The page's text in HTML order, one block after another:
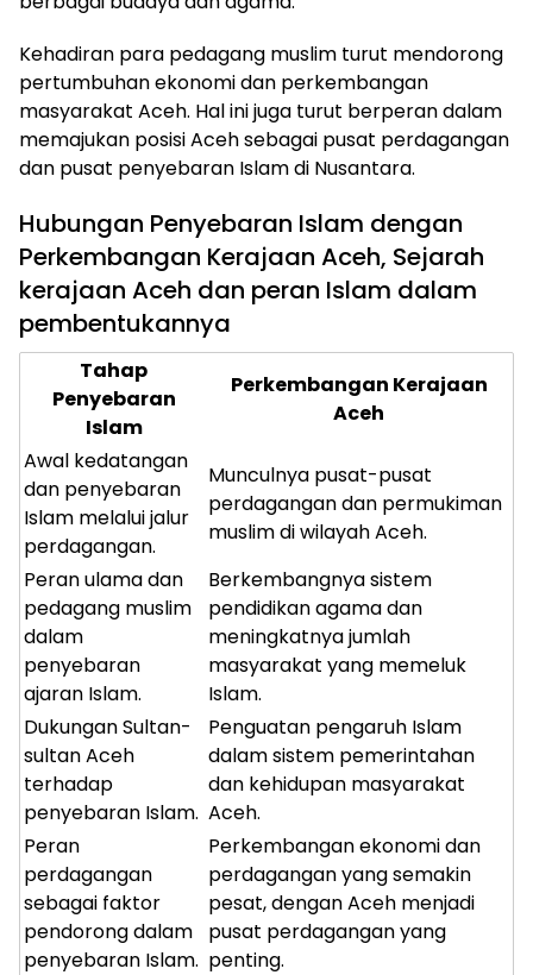
ⓘ
Kehadiran para pedagang muslim turut mendorong
pertumbuhan ekonomi dan perkembangan
masyarakat Aceh. Hal ini juga turut berperan dalam
memajukan posisi Aceh sebagai pusat perdagangan
dan pusat penyebaran Islam di Nusantara.
Hubungan Penyebaran Islam dengan
Perkembangan Kerajaan Aceh, Sejarah
kerajaan Aceh dan peran Islam dalam
pembentukannya
Tahap
Penyebaran
Islam
Perkembangan Kerajaan
Aceh
Awal kedatangan
dan penyebaran
Islam melalui jalur
perdagangan.
Munculnya pusat-pusat
perdagangan dan permukiman
muslim di wilayah Aceh.
Peran ulama dan
pedagang muslim
dalam
penyebaran
ajaran Islam.
Berkembangnya sistem
pendidikan agama dan
meningkatnya jumlah
masyarakat yang memeluk
Islam.
Dukungan Sultan-
sultan Aceh
terhadap
penyebaran Islam.
Penguatan pengaruh Islam
dalam sistem pemerintahan
dan kehidupan masyarakat
Aceh.
Peran
perdagangan
sebagai faktor
pendorong dalam
penyebaran Islam.
Perkembangan ekonomi dan
perdagangan yang semakin
pesat, dengan Aceh menjadi
pusat perdagangan yang
penting.